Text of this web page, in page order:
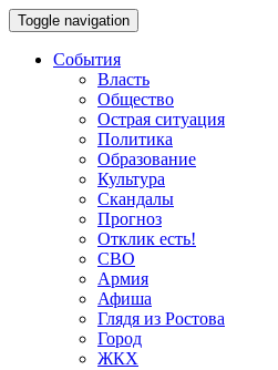
Toggle navigation
События
Власть
Общество
Острая ситуация
Политика
Образование
Культура
Скандалы
Прогноз
Отклик есть!
СВО
Армия
Афиша
Глядя из Ростова
Город
ЖКХ